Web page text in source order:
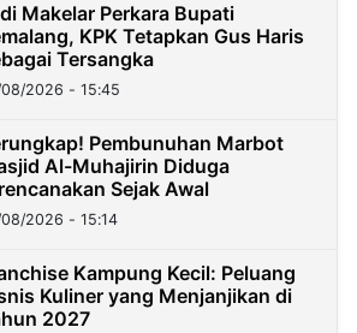
Makelar Perkara Bupati
KPK Tetapkan Gus Haris
Tersangka
2026 - 15:45
Pembunuhan Marbot
Al-Muhajirin Diduga
Sejak Awal
2026 - 15:14
Kampung Kecil: Peluang
Kuliner yang Menjanjikan di
2027